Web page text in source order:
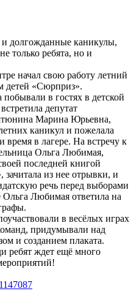
долгожданные каникулы,
только ребята, но и
начал свою работу летний
детей «Сюрприз».
в гостях в детской
депутат
Марина Юрьевна,
каникул и пожелала
время в лагере. На встречу к
Ольга Любимая,
последней книгой
из нее отрывки, и
речь перед выборами
Ольга Любимая ответила на
в весёлых играх
придумывали над
и созданием плаката.
ребят ждет ещё много